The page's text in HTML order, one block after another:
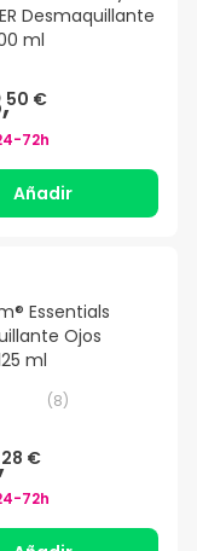
Desmaquillante
ml
50 €
72h
Añadir
Essentials
Ojos
ml
(8)
28 €
72h